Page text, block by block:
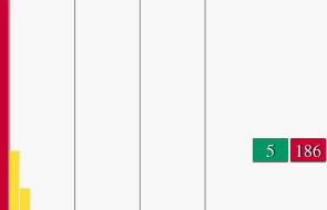
5 186